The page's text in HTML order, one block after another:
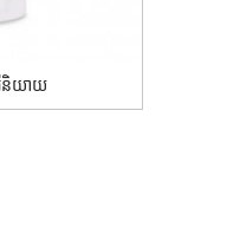
េនិយាយ